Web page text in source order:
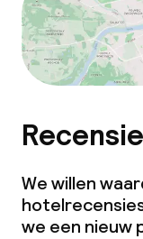
Overal
niet
We willen
we een nieuw